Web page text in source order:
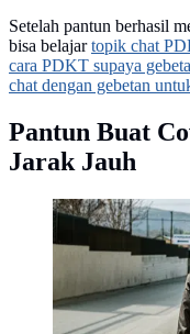
Setelah pantun berhasil
bisa belajartopik chat
cara PDKT supaya
chat dengan gebetan
Pantun Buat
Jarak Jauh